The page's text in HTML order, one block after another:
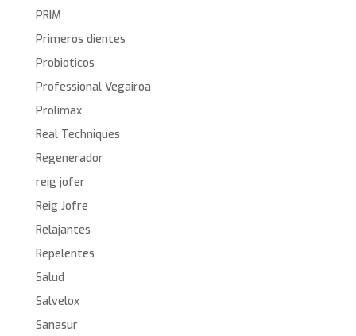
PRIM
Primeros dientes
Probioticos
Professional Vegairoa
Prolimax
Real Techniques
Regenerador
reig jofer
Reig Jofre
Relajantes
Repelentes
Salud
Salvelox
Sanasur